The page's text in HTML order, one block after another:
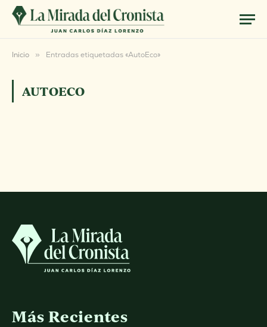
Inicio » Entradas etiquetadas «AutoEco»
AUTOECO
Más Recientes